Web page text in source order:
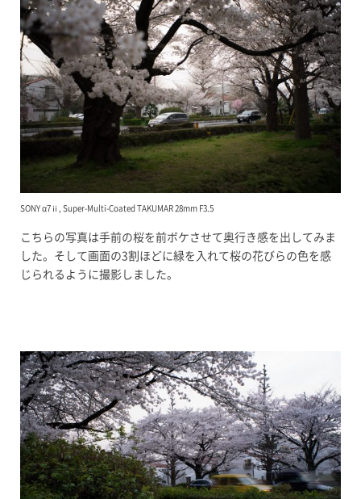
SONY α7ⅱ, Super-Multi-Coated TAKUMAR 28mm F3.5
こちらの写真は手前の桜を前ボケさせて奥行き感を出してみま
した。そして画面の3割ほどに緑を入れて桜の花びらの色を感
じられるように撮影しました。